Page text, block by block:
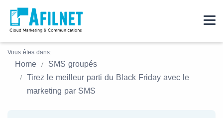
Vous êtes dans:
Home
SMS groupés
Tirez le meilleur parti du Black Friday avec le
marketing par SMS